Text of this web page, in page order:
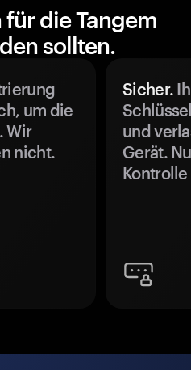
die Tangem
sollten.
um die
Wir
nicht.
Sicher.
und
Gerät.